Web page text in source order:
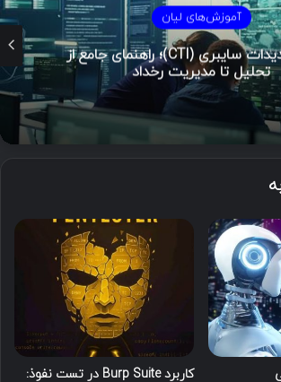
آموزش‌های لیان
هوش تهدیدات سایبری (CTI)؛ راهنمای جامع از
تحلیل تا مدیریت رخداد
کاربرد Burp Suite در تست نفوذ: